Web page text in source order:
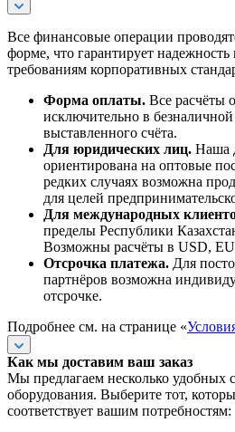
Все финансовые операции
форме, что гарантирует надежность
требованиям корпоративных
Форма оплаты. Все расчёты
исключительно в
выставленного счёта.
Для юридических лиц. Наша
ориентирована на оптовые
редких случаях возможна
для целей
Для международных
пределы Республики
Возможны расчёты в USD,
Отсрочка платежа. Для
партнёров возможна
отсрочке.
Подробнее см. на странице «
Как мы доставим ваш заказ
Мы предлагаем несколько удобных
оборудования. Выберите тот,
соответствует вашим потребностям: